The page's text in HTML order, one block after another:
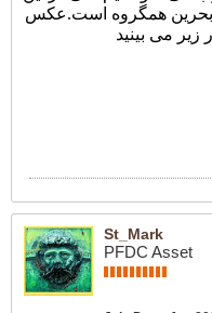
و بحرین همگروه است.عکس
St_Mark
PFDC Asset